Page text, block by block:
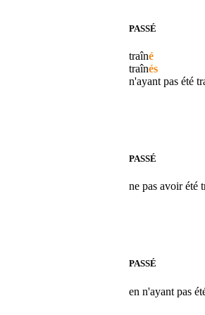
PASSÉ
traîné
traînés
n'ayant pas été
PASSÉ
ne pas avoir été
PASSÉ
en n'ayant pas